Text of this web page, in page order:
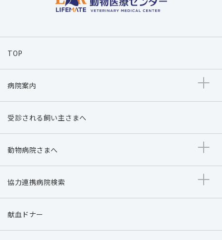
TOP
病院案内
受診される飼い主さまへ
動物病院さまへ
協力連携病院検索
献血ドナー